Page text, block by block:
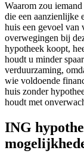
Waarom zou
die een aanzienlijke
huis een gevoel
overwegingen bij
hypotheek koopt,
houdt u minder
verduurzaming,
wie voldoende
huis zonder
houdt met
ING